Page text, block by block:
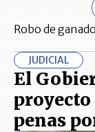
Robo de
JUDICIAL
El
penas